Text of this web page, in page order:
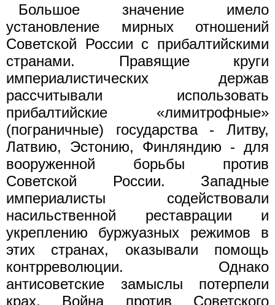
Большое значение имело
установление мирных отношений
Советской России с прибалтийскими
странами. Правящие круги
империалистических держав
рассчитывали использовать
прибалтийские «лимитрофные»
(пограничные) государства - Литву,
Латвию, Эстонию, Финляндию - для
вооруженной борьбы против
Советской России. Западные
империалисты содействовали
насильственной реставрации и
укреплению буржуазных режимов в
этих странах, оказывали помощь
контрреволюции. Однако
антисоветские замыслы потерпели
крах. Война против Советского